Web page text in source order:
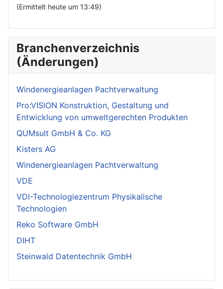
(Ermittelt heute um 13:49)
Branchenverzeichnis
(Änderungen)
Windenergieanlagen Pachtverwaltung
Pro:VISION Konstruktion, Gestaltung und
Entwicklung von umweltgerechten Produkten
QUMsult GmbH & Co. KG
Kisters AG
Windenergieanlagen Pachtverwaltung
VDE
VDI-Technologiezentrum Physikalische
Technologien
Reko Software GmbH
DIHT
Steinwald Datentechnik GmbH